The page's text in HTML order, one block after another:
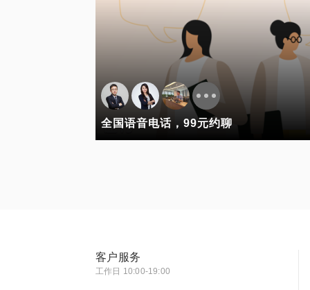
全国语音电话，99元约聊
客户服务
工作日 10:00-19:00